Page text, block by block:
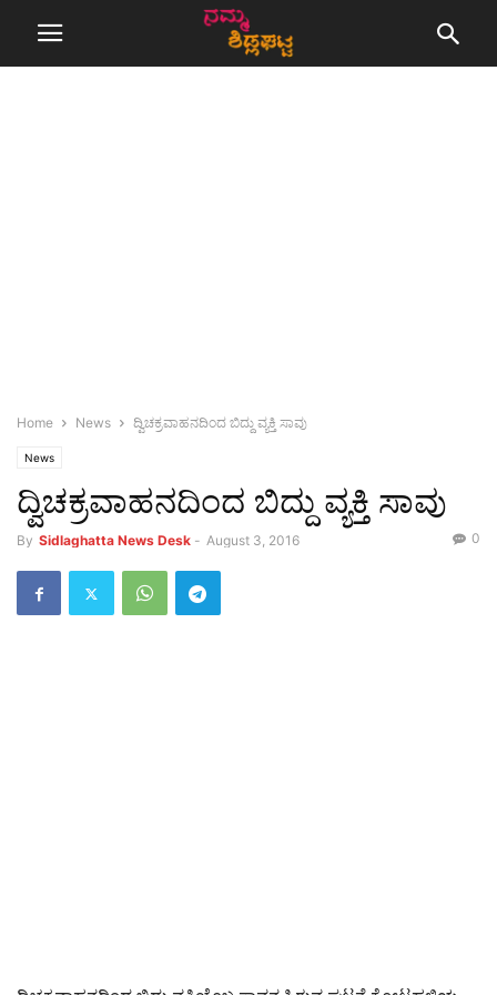
Home News ದ್ವಿಚಕ್ರವಾಹನದಿಂದ ಬಿದ್ದು ವ್ಯಕ್ತಿ ಸಾವು
News
ದ್ವಿಚಕ್ರವಾಹನದಿಂದ ಬಿದ್ದು ವ್ಯಕ್ತಿ ಸಾವು
By Sidlaghatta News Desk - August 3, 2016 0